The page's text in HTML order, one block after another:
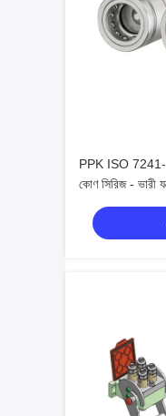
PPK ISO 7241-
কোণ সিরিজ - ভারী